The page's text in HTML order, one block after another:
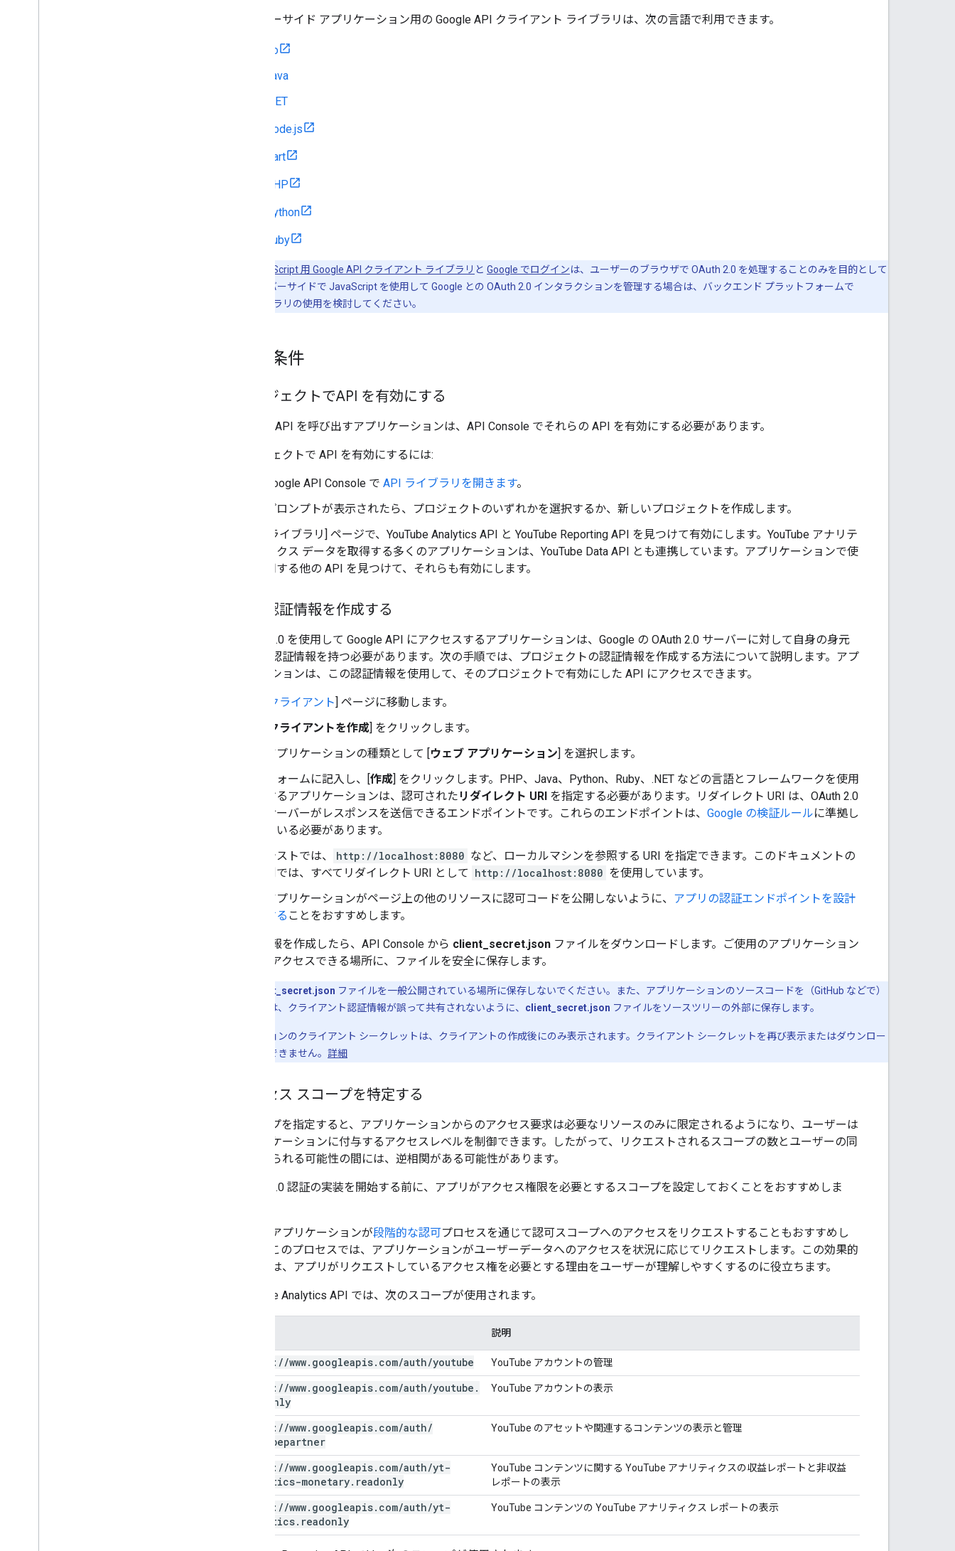
サーバーサイド アプリケーション用の Google API クライアント ライブラリは、次の言語で利用できます。
Go
Java
.NET
Node.js
Dart
PHP
Python
Ruby
JavaScript 用 Google API クライアント ライブラリ と Google でログインは、ユーザーのブラウザで OAuth 2.0 を処理することのみを目的として
サーバーサイドで JavaScript を使用して Google との OAuth 2.0 インタラクションを管理する場合は、バックエンド プラットフォームで
ライブラリの使用を検討してください。
前提条件
プロジェクトでAPI を有効にする
Google API を呼び出すアプリケーションは、API Console でそれらの API を有効にする必要があります。
プロジェクトで API を有効にするには:
Google API Console で API ライブラリを開きます。
プロンプトが表示されたら、プロジェクトのいずれかを選択するか、新しいプロジェクトを作成します。
[ライブラリ] ページで、YouTube Analytics API と YouTube Reporting API を見つけて有効にします。YouTube アナリテ
ィクス データを取得する多くのアプリケーションは、YouTube Data API とも連携しています。アプリケーションで使
用する他の API を見つけて、それらも有効にします。
承認認証情報を作成する
OAuth 2.0 を使用して Google API にアクセスするアプリケーションは、Google の OAuth 2.0 サーバーに対して自身の身元
を示す認証情報を持つ必要があります。次の手順では、プロジェクトの認証情報を作成する方法について説明します。アプ
リケーションは、この認証情報を使用して、そのプロジェクトで有効にした API にアクセスできます。
クライアント] ページに移動します。
クライアントを作成] をクリックします。
アプリケーションの種類として [ウェブ アプリケーション] を選択します。
フォームに記入し、[作成] をクリックします。PHP、Java、Python、Ruby、.NET などの言語とフレームワークを使用
するアプリケーションは、認可された リダイレクト URI を指定する必要があります。リダイレクト URI は、OAuth 2.0
サーバーがレスポンスを送信できるエンドポイントです。これらのエンドポイントは、 Google の検証ルールに準拠し
ている必要があります。
テストでは、
http://localhost:8080 など、ローカルマシンを参照する URI を指定できます。このドキュメントの
例では、すべてリダイレクト URI として http://localhost:8080 を使用しています。
アプリケーションがページ上の他のリソースに認可コードを公開しないように、 アプリの認証エンドポイントを設計
する ことをおすすめします。
認証情報を作成したら、API Console から client_secret.json ファイルをダウンロードします。ご使用のアプリケーション
だけがアクセスできる場所に、ファイルを安全に保存します。
client_secret.json ファイルを一般公開されている場所に保存しないでください。また、アプリケーションのソースコードを（GitHub などで）
共有する場合は、クライアント認証情報が誤って共有されないように、 client_secret.json ファイルをソースツリーの外部に保存します。
アプリケーションのクライアント シークレットは、クライアントの作成後にのみ表示されます。クライアント シークレットを再び表示またはダウンロー
ドすることはできません。 詳細
アクセス スコープを特定する
スコープを指定すると、アプリケーションからのアクセス要求は必要なリソースのみに限定されるようになり、ユーザーは
アプリケーションに付与するアクセスレベルを制御できます。したがって、リクエストされるスコープの数とユーザーの同
意を得られる可能性の間には、逆相関がある可能性があります。
OAuth 2.0 認証の実装を開始する前に、アプリがアクセス権限を必要とするスコープを設定しておくことをおすすめしま
また、アプリケーションが段階的な認可プロセスを通じて認可スコープへのアクセスをリクエストすることもおすすめし
ます。このプロセスでは、アプリケーションがユーザーデータへのアクセスを状況に応じてリクエストします。この効果的
な手法は、アプリがリクエストしているアクセス権を必要とする理由をユーザーが理解しやすくするのに役立ちます。
YouTube Analytics API では、次のスコープが使用されます。
説明
https: //www. googleapis. com/auth/youtube YouTube アカウントの管理
https: //www. googleapis. com/auth/youtube .
readonly
YouTube アカウントの表示
https: //www. googleapis. com/auth/
youtubepartner
YouTube のアセットや関連するコンテンツの表示と管理
https: //www. googleapis. com/auth/yt-
analytics-monetary. readonly
YouTube コンテンツに関する YouTube アナリティクスの収益レポートと非収益
レポートの表示
https: //www. googleapis. com/auth/yt-
analytics. readonly
YouTube コンテンツの YouTube アナリティクス レポートの表示